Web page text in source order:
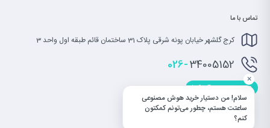
تماس با ما
کرج گلشهر خیابان پونه شرقی پلاک 31 ساختمان قائم طبقه اول واحد 3
026-34005152
info@saatet.com
سلام! من دستیار خرید هوش مصنوعی
ساعتت هستم، چطور می‌تونم کمکتون
کنم؟
×